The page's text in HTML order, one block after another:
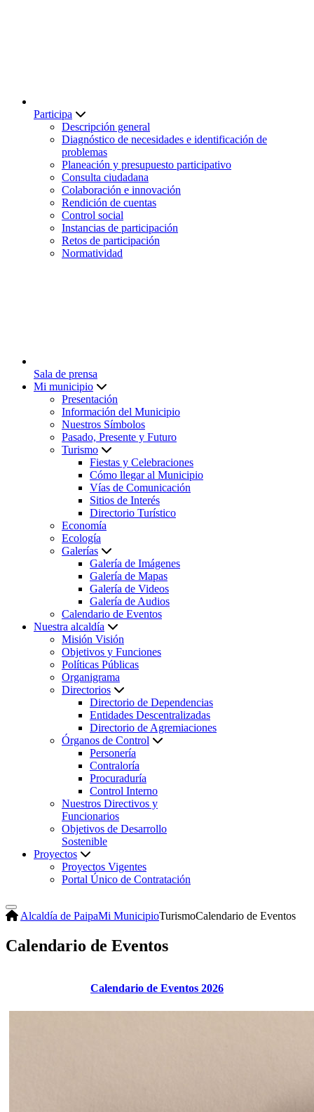
Participa
Descripción general
Diagnóstico de necesidades e identificación de
problemas
Planeación y presupuesto participativo
Consulta ciudadana
Colaboración e innovación
Rendición de cuentas
Control social
Instancias de participación
Retos de participación
Normatividad
Sala de prensa
Mi municipio
Presentación
Información del Municipio
Nuestros Símbolos
Pasado, Presente y Futuro
Turismo
Fiestas y Celebraciones
Cómo llegar al Municipio
Vías de Comunicación
Sitios de Interés
Directorio Turístico
Economía
Ecología
Galerías
Galería de Imágenes
Galería de Mapas
Galería de Videos
Galería de Audios
Calendario de Eventos
Nuestra alcaldía
Misión Visión
Objetivos y Funciones
Políticas Públicas
Organigrama
Directorios
Directorio de Dependencias
Entidades Descentralizadas
Directorio de Agremiaciones
Órganos de Control
Personería
Contraloría
Procuraduría
Control Interno
Nuestros Directivos y
Funcionarios
Objetivos de Desarrollo
Sostenible
Proyectos
Proyectos Vigentes
Portal Único de Contratación
Alcaldía de PaipaMi MunicipioTurismoCalendario de Eventos
Calendario de Eventos
Calendario de Eventos 2026